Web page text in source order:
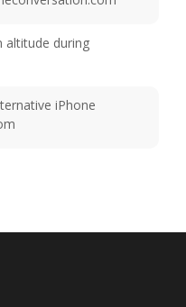
altitude during
iPhone